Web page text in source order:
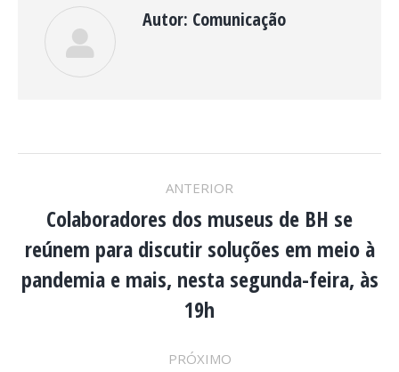
Autor: Comunicação
NAVEGAÇÃO
DE
POST:
ANTERIOR
Post
anterior:
Colaboradores dos museus de BH se
reúnem para discutir soluções em meio à
pandemia e mais, nesta segunda-feira, às
19h
PRÓXIMO